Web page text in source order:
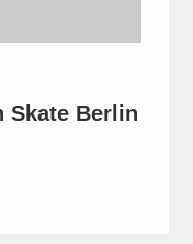
Skate Berlin